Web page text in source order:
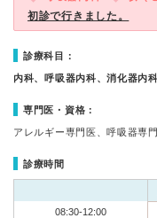
初診で行きました。
診療科目：
内科、呼吸器内科、消化器内
専門医・資格：
アレルギー専門医、呼吸器専
診療時間
08:30-12:00